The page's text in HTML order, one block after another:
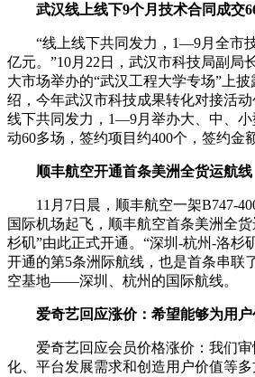
武汉线上线下9个月技术合同成交
“线上线下共同发力，1—9月全市技
亿元。”10月22日，武汉市科技局副局
大市场举办的“武汉工程大学专场”上
绍，今年武汉市科技成果转化对接活
线下共同发力，1—9月举办大、中、
动60多场，签约项目约400个，签约金
顺丰航空开通首条美洲全货运航线
11月7日晨，顺丰航空一架B747-
国际机场起飞，顺丰航空首条美洲全
杉矶”由此正式开通。“深圳-杭州-洛杉
开通的第5条洲际航线，也是首条串联
空基地——深圳、杭州的国际航线。
爱奇艺回应涨价：希望能够为用
爱奇艺回应会员价格涨价：我们审
化、平台发展需求和创造用户价值等